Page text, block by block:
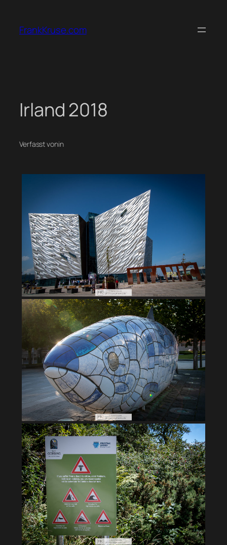
springen
FrankKruse.com
Irland 2018
Verfasst vonin